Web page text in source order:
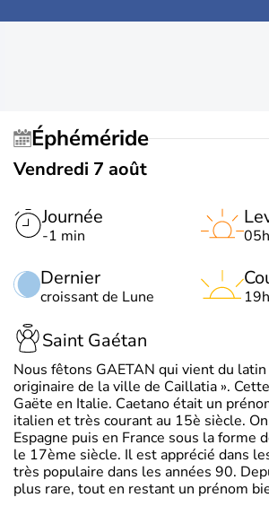
Éphéméride
Vendredi 7 août
Journée
-1 min
Dernier
croissant de Lune
Saint Gaétan
Nous fêtons GAETAN qui vient du
originaire de la ville de Caillatia ».
Gaëte en Italie. Caetano était un
italien et très courant au 15è siècle.
Espagne puis en France sous la forme
le 17ème siècle. Il est apprécié dans
très populaire dans les années 90.
plus rare, tout en restant un prénom